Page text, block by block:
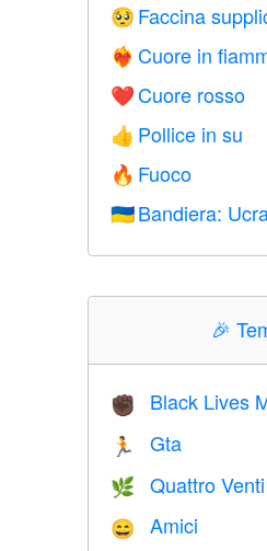
🥺 Faccina
❤️‍🔥 Cuore in
❤️ Cuore rosso
👍 Pollice in su
🔥 Fuoco
🇺🇦 Bandiera:
🎉
✊🏿 Black Lives
🏃 Gta
🌿 Quattro
😄 Amici